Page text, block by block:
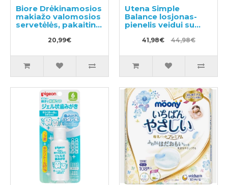
Biore Drėkinamosios
makiažo valomosios
servetėlės, pakaitinis
20,99€
Utena Simple
Balance losjonas-
pienelis veidui su
užpildu 200ml
41,98€ 44,98€